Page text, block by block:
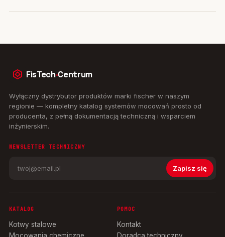
FisTech·Centrum
Wyłączny dystrybutor produktów marki fischer w naszym
regionie — kompletny katalog systemów mocowań prosto od
producenta, z pełną dokumentacją techniczną i wsparciem
inżynierskim.
NEWSLETTER TECHNICZNY
Zapisz się
KATALOG
Kotwy stalowe
POMOC
Kontakt